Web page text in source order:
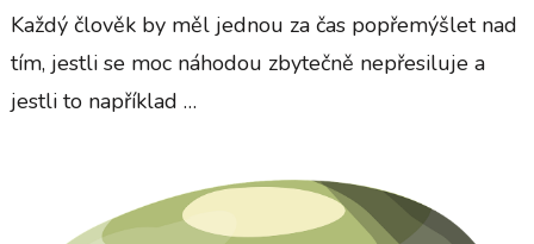
Každý člověk by měl jednou za čas popřemýšlet nad
tím, jestli se moc náhodou zbytečně nepřesiluje a
jestli to například …